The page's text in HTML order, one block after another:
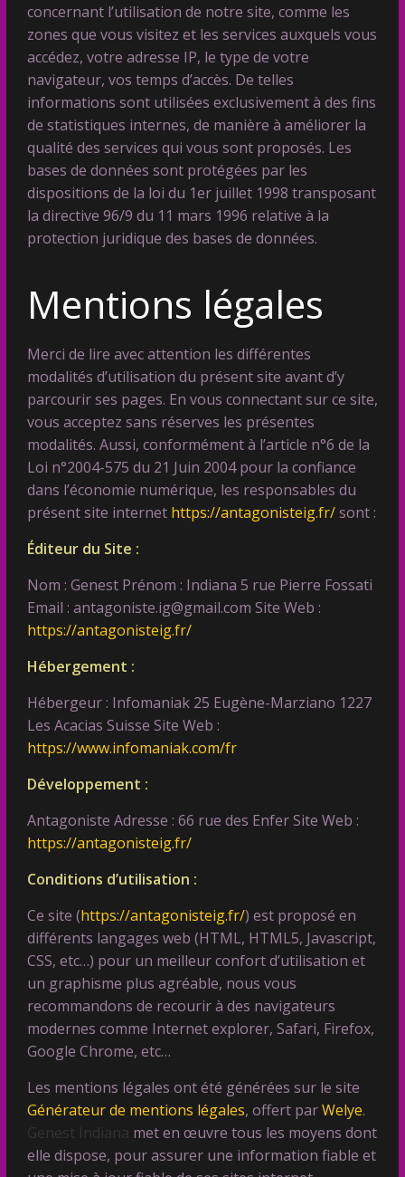
concernant l’utilisation de notre site, comme les
zones que vous visitez et les services auxquels vous
accédez, votre adresse IP, le type de votre
navigateur, vos temps d’accès. De telles
informations sont utilisées exclusivement à des fins
de statistiques internes, de manière à améliorer la
qualité des services qui vous sont proposés. Les
bases de données sont protégées par les
dispositions de la loi du 1er juillet 1998 transposant
la directive 96/9 du 11 mars 1996 relative à la
protection juridique des bases de données.
Mentions légales
Merci de lire avec attention les différentes
modalités d’utilisation du présent site avant d’y
parcourir ses pages. En vous connectant sur ce site,
vous acceptez sans réserves les présentes
modalités. Aussi, conformément à l’article n°6 de la
Loi n°2004-575 du 21 Juin 2004 pour la confiance
dans l’économie numérique, les responsables du
présent site internet https://antagonisteig.fr/sont :
Éditeur du Site :
Nom : Genest Prénom : Indiana 5 rue Pierre Fossati
Email : antagoniste.ig@gmail.com Site Web :
https://antagonisteig.fr/
Hébergement :
Hébergeur : Infomaniak 25 Eugène-Marziano 1227
Les Acacias Suisse Site Web :
https://www.infomaniak.com/fr
Développement :
Antagoniste Adresse : 66 rue des Enfer Site Web :
https://antagonisteig.fr/
Conditions d’utilisation :
Ce site (https://antagonisteig.fr/) est proposé en
différents langages web (HTML, HTML5, Javascript,
CSS, etc…) pour un meilleur confort d’utilisation et
un graphisme plus agréable, nous vous
recommandons de recourir à des navigateurs
modernes comme Internet explorer, Safari, Firefox,
Google Chrome, etc…
Les mentions légales ont été générées sur le site
Générateur de mentions légales, offert parWelye.
Genest Indiana met en œuvre tous les moyens dont
elle dispose, pour assurer une information fiable et